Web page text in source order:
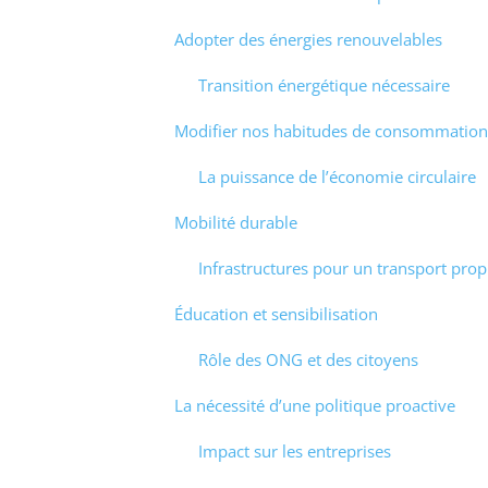
Adopter des énergies renouvelables
Transition énergétique nécessaire
Modifier nos habitudes de consommation
La puissance de l’économie circulaire
Mobilité durable
Infrastructures pour un transport
Éducation et sensibilisation
Rôle des ONG et des citoyens
La nécessité d’une politique proactive
Impact sur les entreprises